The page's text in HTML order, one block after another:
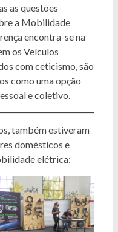
as questões
a Mobilidade
encontra-se na
os Veículos
com ceticismo, são
como uma opção
e coletivo.
também estiveram
domésticos e
elétrica: